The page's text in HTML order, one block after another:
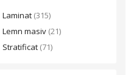
Laminat (315)
Lemn masiv (21)
Stratificat (71)